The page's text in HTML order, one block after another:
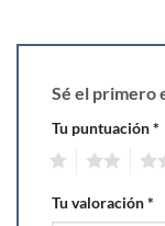
Sé el primero
Tu puntuación*
Tu valoración*